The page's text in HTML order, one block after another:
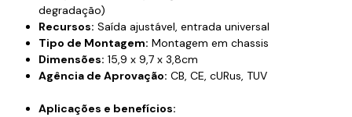
degradação)
Recursos: Saída ajustável, entrada universal
Tipo de Montagem: Montagem em chassis
Dimensões: 15,9 x 9,7 x 3,8cm
Agência de Aprovação: CB, CE, cURus, TUV
Aplicações e benefícios: